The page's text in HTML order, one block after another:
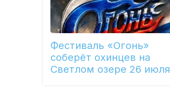
Фестиваль «Огонь»
соберёт охинцев на
Светлом озере 26 июля